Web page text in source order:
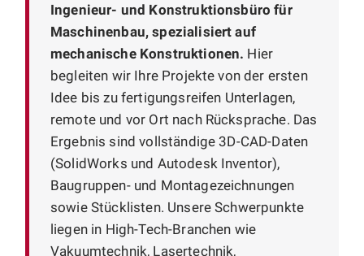
Ingenieur- und Konstruktionsbüro für
Maschinenbau, spezialisiert auf
mechanische Konstruktionen. Hier
begleiten wir Ihre Projekte von der ersten
Idee bis zu fertigungsreifen Unterlagen,
remote und vor Ort nach Rücksprache. Das
Ergebnis sind vollständige 3D-CAD-Daten
(SolidWorks und Autodesk Inventor),
Baugruppen- und Montagezeichnungen
sowie Stücklisten. Unsere Schwerpunkte
liegen in High-Tech-Branchen wie
Vakuumtechnik, Lasertechnik,